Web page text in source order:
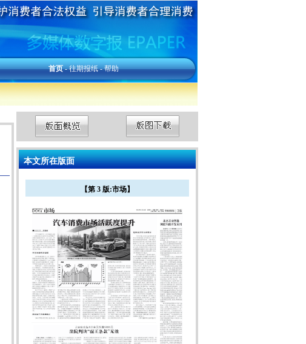
首页-往期报纸-帮助
本文所在版面
【第 3 版:市场】